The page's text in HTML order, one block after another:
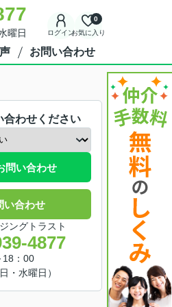
曜日 ログインお気に入り
0
お問い合わせ
合わせください
問い合わせ
い合わせ
ングトラスト
4877
18：00
・水曜日）